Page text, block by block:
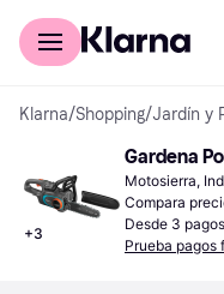
Comprar con Klarna
Klarna/Shopping/Jardín y
+3
Gardena
Motosierra,
Compara
Desde 3
Prueba pagos